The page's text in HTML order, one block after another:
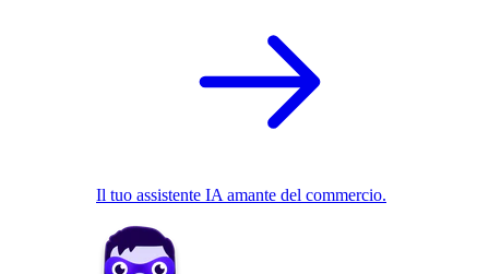
Il tuo assistente IA amante del commercio.